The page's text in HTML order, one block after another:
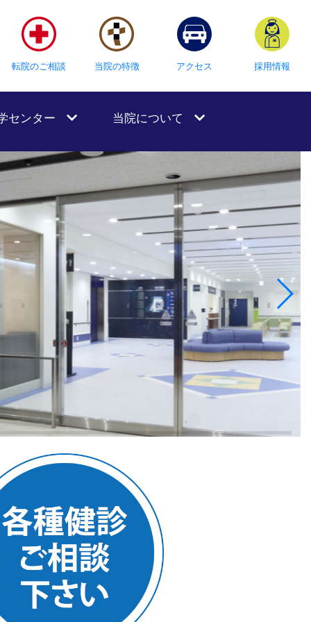
転院のご相談 当院の特徴 アクセス 採用情報
センター 当院について